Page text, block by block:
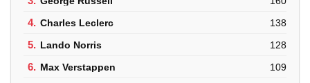
4. Charles Leclerc 138
5. Lando Norris 128
6. Max Verstappen 109